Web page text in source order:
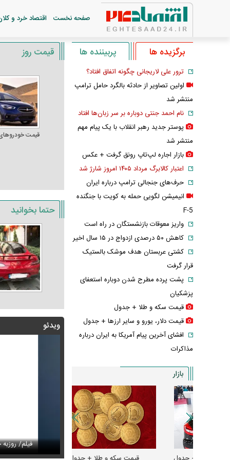
صفحه نخست اقتصاد خرد و
قیمت روز
قیمت
حتما بخوانید
ویدئو
از حادثه بالگرد حامل ترامپ منتشر شد فیلم/ روزبه حصاری
مازیار لرستانی با یک اتفاق تلخ از مراسم ختم اکبر عبدی
بازار اجاره
برگزیده ها پربیننده ها
ترور علی لاریجانی چگونه اتفاق افتاد؟
اولین تصاویر از حادثه بالگرد حامل ترامپ
منتشر شد
نام احمد جنتی دوباره بر سر زبان‌ها افتاد
پوستر جدید رهبر انقلاب با یک پیام مهم
منتشر شد
بازار اجاره لپ‌تاپ رونق گرفت + عکس
اعتبار کالابرگ مرداد ۱۴۰۵ امروز شارژ شد
حرف‌های جنجالی ترامپ درباره ایران
انیمیشن لگویی حمله به کویت با جنگنده
F-5
واریز معوقات بازنشستگان در راه است
کاهش ۵۰ درصدی ازدواج در ۱۵ سال اخیر
کشتی عربستان هدف موشک بالستیک
قرار گرفت
پشت پرده مطرح شدن دوباره استعفای
پزشکیان
قیمت سکه و طلا + جدول
قیمت دلار، یورو و سایر ارز‌ها + جدول
افشای آخرین پیام آمریکا به ایران درباره
مذاکرات
بازار